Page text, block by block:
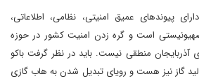
پیوند‌های عمیق امنیتی، نظامی، اطلاعاتی،
است و گره زدن امنیت کشور در حوزه
آذربایجان منطقی نیست. باید در نظر گرفت باکو
گاز نیز هست و رویای تبدیل شدن به هاب گازی